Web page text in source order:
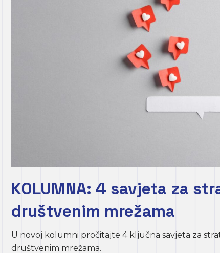
KOLUMNA: 4 savjeta za
društvenim mrežama
U novoj kolumni pročitajte 4 ključna savjeta za
društvenim mrežama.